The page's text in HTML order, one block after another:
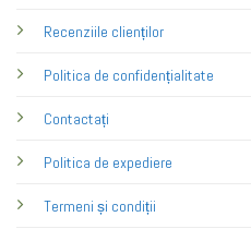
Recenziile clienților
Politica de confidențialitate
Contactați
Politica de expediere
Termeni și condiții